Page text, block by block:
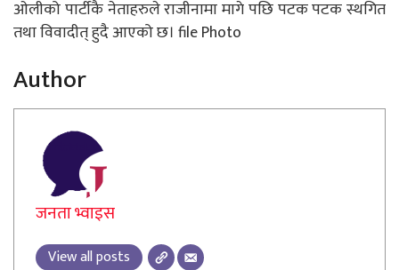
ओलीको पार्टीकै नेताहरुले राजीनामा मागे पछि पटक पटक स्थगित
तथा विवादीत् हुदै आएको छ। file Photo
Author
जनता भ्वाइस
View all posts